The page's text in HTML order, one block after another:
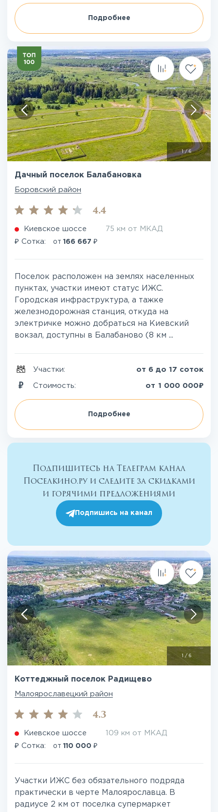
Подробнее
1/6
Дачный поселок Балабановка
Боровский район
4.4
Киевское шоссе 75 км от МКАД
₽ Сотка: от 166 667 ₽
Поселок расположен на землях населенных
пунктах, участки имеют статус ИЖС.
Городская инфраструктура, а тажке
железнодорожная станция, откуда на
электричке можно добраться на Киевский
вокзал, доступны в Балабаново (8 км ...
Участки: от 6 до 17 соток
Стоимость: от 1 000 000₽
Подробнее
Подпишитесь на Телеграм канал
Поселкино.ру и следите за скидками
и горячими предложениями
Подпишись на канал
/ 6
Коттеджный поселок Радищево
Малоярославецкий район
4.3
Киевское шоссе 109 км от МКАД
₽ Сотка: от 110 000 ₽
Участки ИЖС без обязательного подряда
практически в черте Малоярославца. В
радиусе 2 км от поселка супермаркет